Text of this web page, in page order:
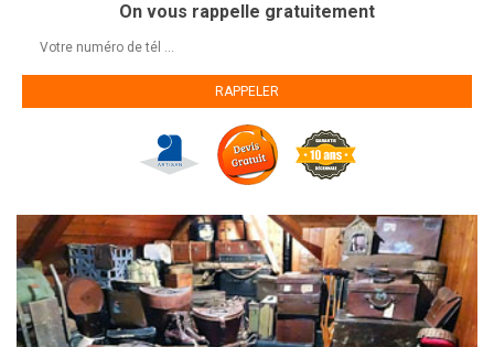
On vous rappelle gratuitement